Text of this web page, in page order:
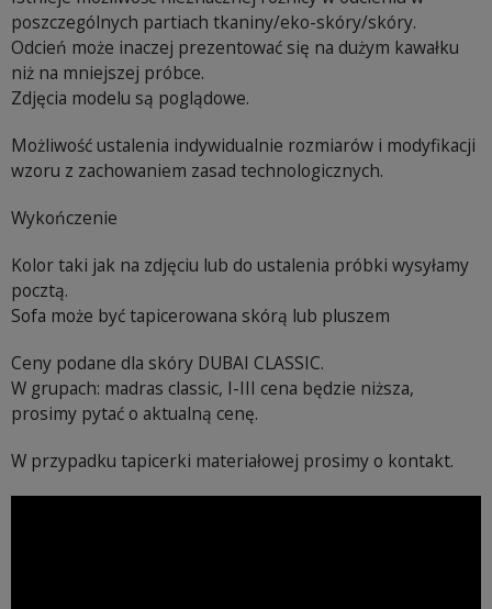
poszczególnych partiach tkaniny/eko-skóry/skóry.
Odcień może inaczej prezentować się na dużym kawałku
niż na mniejszej próbce.
Zdjęcia modelu są poglądowe.
Możliwość ustalenia indywidualnie rozmiarów i modyfikacji
wzoru z zachowaniem zasad technologicznych.
Wykończenie
Kolor taki jak na zdjęciu lub do ustalenia próbki wysyłamy
pocztą.
Sofa może być tapicerowana skórą lub pluszem
Ceny podane dla skóry DUBAI CLASSIC.
W grupach: madras classic, I-III cena będzie niższa,
prosimy pytać o aktualną cenę.
W przypadku tapicerki materiałowej prosimy o kontakt.